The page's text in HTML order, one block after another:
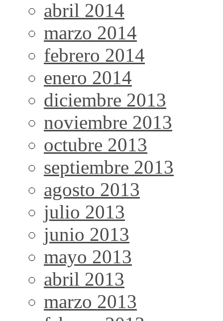
abril 2014
marzo 2014
febrero 2014
enero 2014
diciembre 2013
noviembre 2013
octubre 2013
septiembre 2013
agosto 2013
julio 2013
junio 2013
mayo 2013
abril 2013
marzo 2013